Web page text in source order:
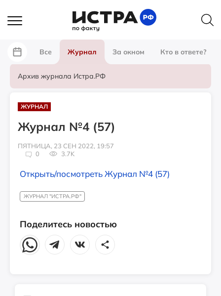
Все Журнал За окном Кто в ответе?
Архив журнала Истра.РФ
ЖУРНАЛ
Журнал №4 (57)
ПЯТНИЦА, 23 СЕН 2022, 19:57
0
3.7K
Открыть/посмотреть Журнал №4 (57)
ЖУРНАЛ "ИСТРА.РФ"
Поделитесь новостью